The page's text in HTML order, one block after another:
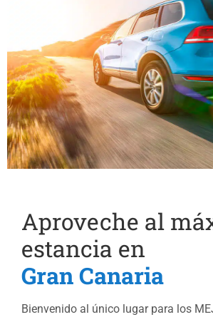
Aproveche al
estancia en
Gran Canaria
Bienvenido al único lugar para los